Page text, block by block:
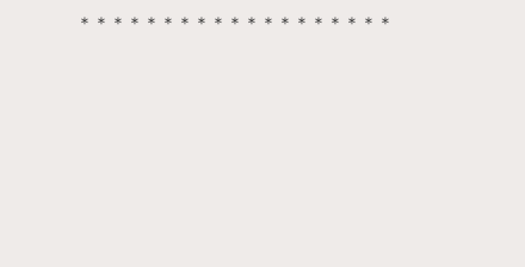
＊＊＊＊＊＊＊＊＊＊＊＊＊＊＊＊＊＊＊